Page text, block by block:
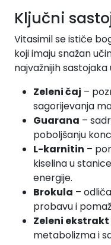
Ključni
Vitasimil se ističe
koji imaju snažan
najvažnijih sastojaka
Zeleni čaj –
sagorijevanja
Guarana –
poboljšanju
L-karnitin –
kiselina u
energije.
Brokula –
probavu i
Zeleni
metabolizma i